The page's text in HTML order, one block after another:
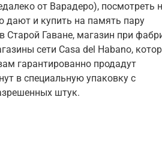
от Варадеро), посмотреть
дают и купить на память пару
Старой Гаване, магазин при
сети Casa del Habano,
гарантированно продадут
в специальную упаковку с
штук.